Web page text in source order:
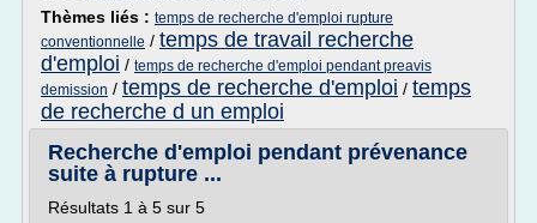
Thèmes liés : temps de recherche d'emploi rupture
conventionnelle / temps de travail recherche
d'emploi / temps de recherche d'emploi pendant preavis
demission / temps de recherche d'emploi / temps
de recherche d un emploi
Recherche d'emploi pendant prévenance
suite à rupture ...
Résultats 1 à 5 sur 5